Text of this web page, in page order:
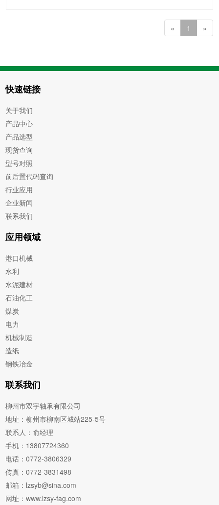
« 1 »
快速链接
关于我们
产品中心
产品选型
现货查询
型号对照
前后置代码查询
行业应用
企业新闻
联系我们
应用领域
港口机械
水利
水泥建材
石油化工
煤炭
电力
机械制造
造纸
钢铁冶金
联系我们
柳州市双宇轴承有限公司
地址：柳州市柳南区城站225-5号
联系人：俞经理
手机：13807724360
电话：0772-3806329
传真：0772-3831498
邮箱：lzsyb@sina.com
网址：www.lzsy-fag.com